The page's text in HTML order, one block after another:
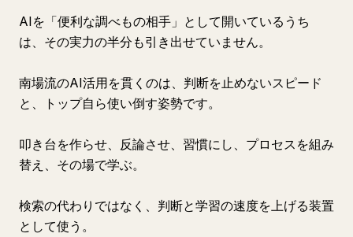
AIを「便利な調べもの相手」として開いているうち
は、その実力の半分も引き出せていません。
南場流のAI活用を貫くのは、判断を止めないスピード
と、トップ自ら使い倒す姿勢です。
叩き台を作らせ、反論させ、習慣にし、プロセスを組み
替え、その場で学ぶ。
検索の代わりではなく、判断と学習の速度を上げる装置
として使う。